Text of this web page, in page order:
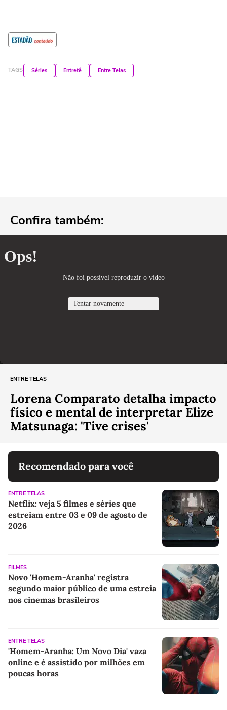
TAGS Séries Entretê Entre Telas
Confira também:
ENTRE TELAS
Lorena Comparato detalha impacto
físico e mental de interpretar Elize
Matsunaga: 'Tive crises'
Recomendado para você
ENTRE TELAS
Netflix: veja 5 filmes e séries que
estreiam entre 03 e 09 de agosto de
2026
FILMES
Novo 'Homem-Aranha' registra
segundo maior público de uma estreia
nos cinemas brasileiros
ENTRE TELAS
'Homem-Aranha: Um Novo Dia' vaza
online e é assistido por milhões em
poucas horas